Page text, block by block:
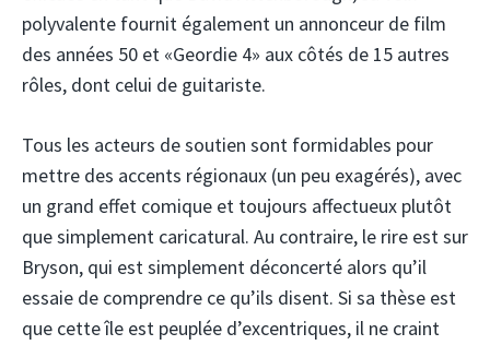
polyvalente fournit également un annonceur de film
des années 50 et «Geordie 4» aux côtés de 15 autres
rôles, dont celui de guitariste.
Tous les acteurs de soutien sont formidables pour
mettre des accents régionaux (un peu exagérés), avec
un grand effet comique et toujours affectueux plutôt
que simplement caricatural. Au contraire, le rire est sur
Bryson, qui est simplement déconcerté alors qu’il
essaie de comprendre ce qu’ils disent. Si sa thèse est
que cette île est peuplée d’excentriques, il ne craint